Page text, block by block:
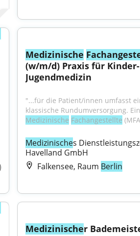
Medizinische
(w/m/d) Praxis für
Jugendmedizin
"...für die Patient/innen umfasst
Medizinische Fachangestellte
Medizinisches
Havelland GmbH
Falkensee, Raum Berlin
Medizinischer